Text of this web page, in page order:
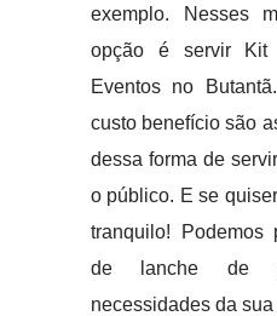
exemplo. Nesses
opção é servir Kit
Eventos no
custo benefício são
dessa forma de
o público. E se
tranquilo! Podemos
de lanche de
necessidades da